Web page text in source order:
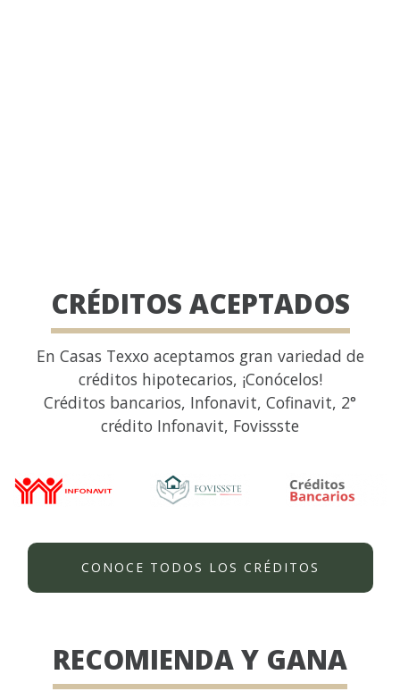
CRÉDITOS ACEPTADOS
En Casas Texxo aceptamos gran variedad de
créditos hipotecarios, ¡Conócelos!
Créditos bancarios, Infonavit, Cofinavit, 2°
crédito Infonavit, Fovissste
CONOCE TODOS LOS CRÉDITOS
RECOMIENDA Y GANA